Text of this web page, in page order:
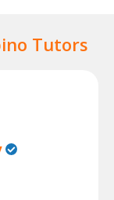
Tutors